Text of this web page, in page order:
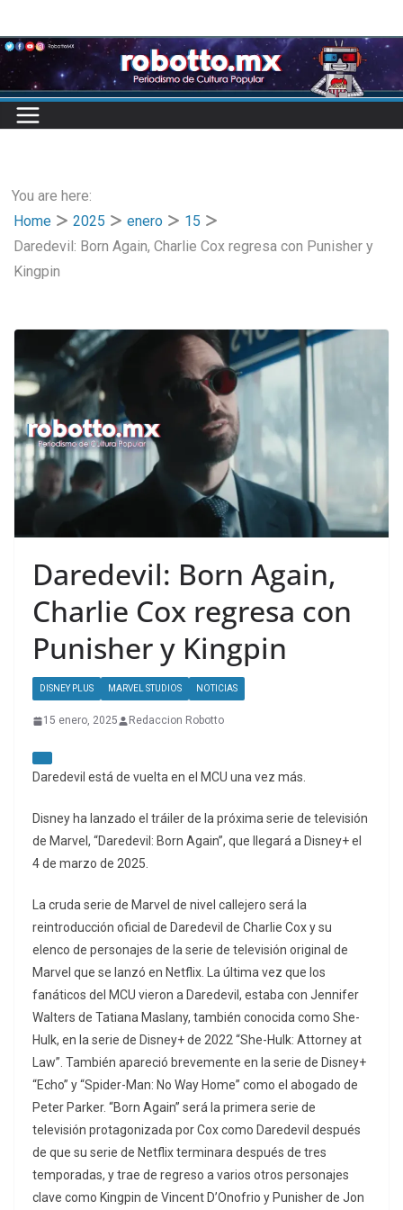
to
content
You are here:
Home
2025 enero
15
Daredevil: Born Again, Charlie Cox regresa con Punisher y
Kingpin
Daredevil: Born Again,
Charlie Cox regresa con
Punisher y Kingpin
DISNEY PLUS MARVEL STUDIOS NOTICIAS
15 enero, 2025 Redaccion Robotto
Daredevil está de vuelta en el MCU una vez más.
Disney ha lanzado el tráiler de la próxima serie de televisión
de Marvel, “Daredevil: Born Again”, que llegará a Disney+ el
4 de marzo de 2025.
La cruda serie de Marvel de nivel callejero será la
reintroducción oficial de Daredevil de Charlie Cox y su
elenco de personajes de la serie de televisión original de
Marvel que se lanzó en Netflix. La última vez que los
fanáticos del MCU vieron a Daredevil, estaba con Jennifer
Walters de Tatiana Maslany, también conocida como She-
Hulk, en la serie de Disney+ de 2022 “She-Hulk: Attorney at
Law”. También apareció brevemente en la serie de Disney+
“Echo” y “Spider-Man: No Way Home” como el abogado de
Peter Parker. “Born Again” será la primera serie de
televisión protagonizada por Cox como Daredevil después
de que su serie de Netflix terminara después de tres
temporadas, y trae de regreso a varios otros personajes
clave como Kingpin de Vincent D’Onofrio y Punisher de Jon